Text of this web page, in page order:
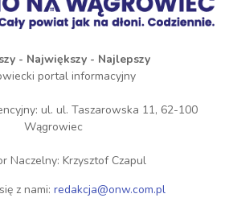
- Największy - Najlepszy
portal informacyjny
ul. ul. Taszarowska 11, 62-100
Wągrowiec
Naczelny: Krzysztof Czapul
z nami: redakcja@onw.com.pl